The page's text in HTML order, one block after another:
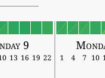
9
13 16 19 22 1 4 7 10